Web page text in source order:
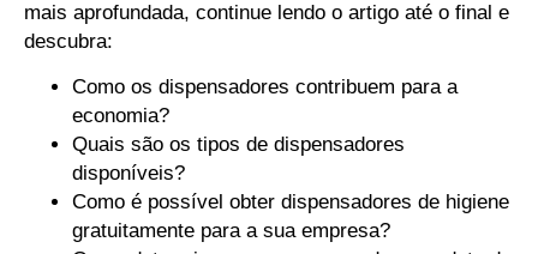
mais aprofundada, continue lendo o artigo até o final e
descubra:
Como os dispensadores contribuem para a
economia?
Quais são os tipos de dispensadores
disponíveis?
Como é possível obter dispensadores de higiene
gratuitamente para a sua empresa?